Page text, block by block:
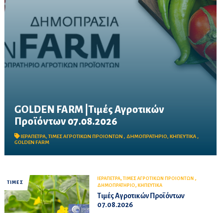
GOLDEN FARM |Τιμές Αγροτικών
Προϊόντων 07.08.2026
ΙΕΡΑΠΕΤΡΑ,ΤΙΜΕΣ ΑΓΡΟΤΙΚΩΝ ΠΡΟΙΟΝΤΩΝ , ΔΗΜΟΠΡΑΤΗΡΙΟ, ΚΗΠΕΥΤΙΚΑ ,
GOLDEN FARM
ΤΙΜΕΣ
ΙΕΡΑΠΕΤΡΑ, ΤΙΜΕΣ ΑΓΡΟΤΙΚΩΝ ΠΡΟΙΟΝΤΩΝ ,
ΔΗΜΟΠΡΑΤΗΡΙΟ, ΚΗΠΕΥΤΙΚΑ
Τιμές Αγροτικών Προϊόντων
07.08.2026